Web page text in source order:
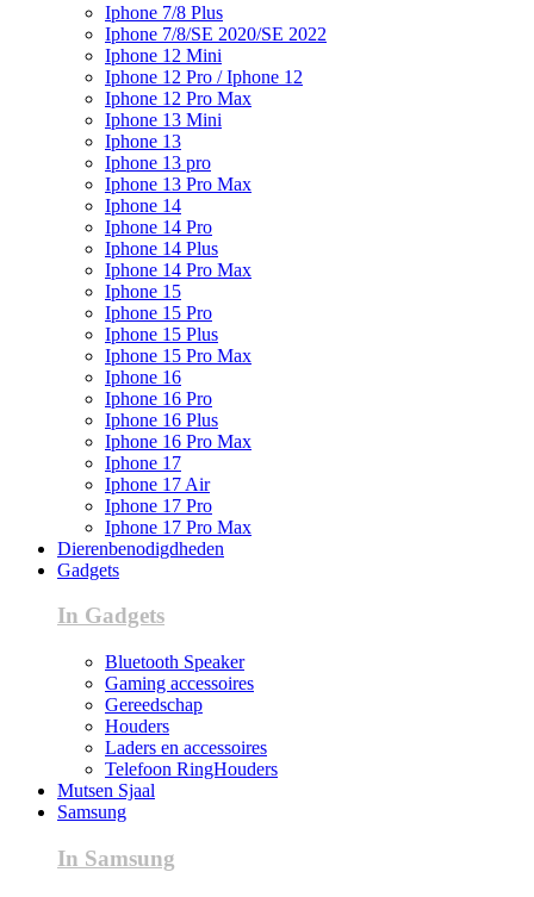
Iphone 7/8 Plus
Iphone 7/8/SE 2020/SE 2022
Iphone 12 Mini
Iphone 12 Pro / Iphone 12
Iphone 12 Pro Max
Iphone 13 Mini
Iphone 13
Iphone 13 pro
Iphone 13 Pro Max
Iphone 14
Iphone 14 Pro
Iphone 14 Plus
Iphone 14 Pro Max
Iphone 15
Iphone 15 Pro
Iphone 15 Plus
Iphone 15 Pro Max
Iphone 16
Iphone 16 Pro
Iphone 16 Plus
Iphone 16 Pro Max
Iphone 17
Iphone 17 Air
Iphone 17 Pro
Iphone 17 Pro Max
Dierenbenodigdheden
Gadgets
In Gadgets
Bluetooth Speaker
Gaming accessoires
Gereedschap
Houders
Laders en accessoires
Telefoon RingHouders
Mutsen Sjaal
Samsung
In Samsung